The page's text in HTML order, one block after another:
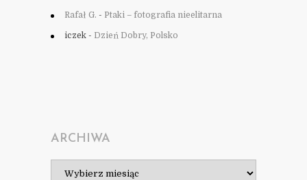
Rafał G. - Ptaki – fotografia nieelitarna
iczek - Dzień Dobry, Polsko
ARCHIWA